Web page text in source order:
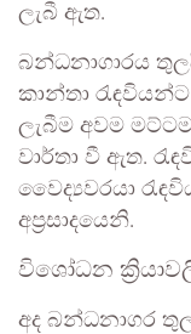
ලැබී ඇත.
බන්ධනාගාරය
කාන්තා
ලැබීම අවම
වාර්තා වී ඇත.
වෛද්‍යවරයා
අප්‍රසාදයෙනි.
විශෝධන
අද බන්ධනාගර